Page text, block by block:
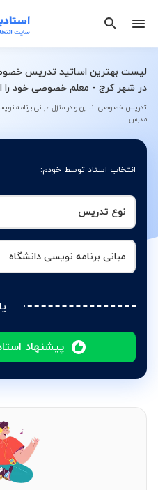
لیست بهترین اساتید تدریس
در شهر کرج - معلم خصوصی خود را
تدریس خصوصی آنلاین و در منزل مبانی برنامه
مدرس
انتخاب استاد توسط خودم:
نوع تدریس
مبانی برنامه نویسی دانشگاه
یا
پیشنهاد